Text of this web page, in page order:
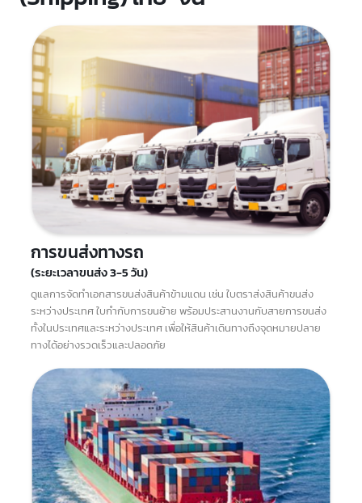
ช่องทางการขนส่ง ชิปปิ้ง
(Shipping) ไทย-จีน
การขนส่งทางรถ
(ระยะเวลาขนส่ง 3-5 วัน)
ดูแลการจัดทำเอกสารขนส่งสินค้าข้ามแดน เช่น ใบตราส่งสินค้าขนส่ง
ระหว่างประเทศ ใบกำกับการขนย้าย พร้อมประสานงานกับสายการขนส่ง